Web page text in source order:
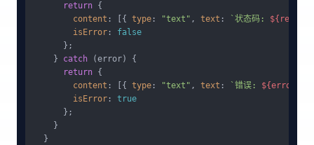
return {
content : [{ type : "text" , text : `状态码:
isError : false
      };
    }
catch (error) {
return {
content : [{ type : "text" , text : `错误:
isError : true
      };
    }
  }